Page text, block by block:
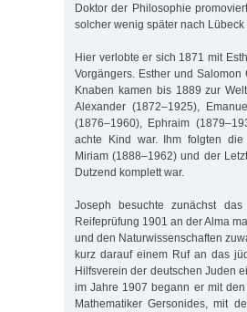
Doktor der Philosophie
solcher wenig später nach Lübeck
Hier verlobte er sich 1871 mit
Vorgängers. Esther und
Knaben kamen bis 1889 zur
Alexander (1872–1925),
(1876–1960), Ephraim
achte Kind war. Ihm folgten die
Miriam (1888–1962) und der
Dutzend komplett war.
Joseph besuchte zunächst
Reifeprüfung 1901 an der Alma
und den Naturwissenschaften
kurz darauf einem Ruf an das
Hilfsverein der deutschen Juden
im Jahre 1907 begann er mit
Mathematiker Gersonides, mit